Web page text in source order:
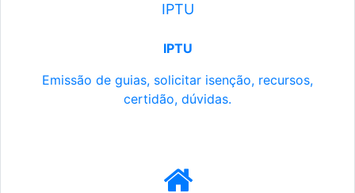
IPTU
IPTU
Emissão de guias, solicitar isenção, recursos,
certidão, dúvidas.